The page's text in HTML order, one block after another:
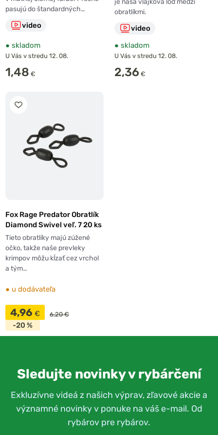
pasujú do štandardných…
video
● skladom
U Vás v stredu 12. 08.
1,48 €
obratlíkmi.
video
● skladom
U Vás v stredu 12. 08.
2,36 €
Fox Rage Predator Obratlík
Diamond Swivel veľ. 7 20 ks
Tieto obratlíky majú zúžené
očko, takže naše prevleky
krimpov môžu kĺzať cez vrchol
a tým…
● u dodávateľa
4,96 € 6,20 €
-20 %
Sledujte novinky v rybárčení
Exkluzívne videá z našich výprav, zľavové akcie a
významné novinky v ponuke na váš e-mail. Od
rybárov pre rybárov.